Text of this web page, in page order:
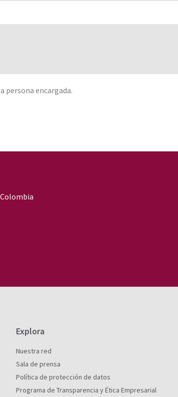
persona encargada.
Explora
Nuestra red
Sala de prensa
Política de protección de datos
Programa de Transparencia y Ética Empresarial